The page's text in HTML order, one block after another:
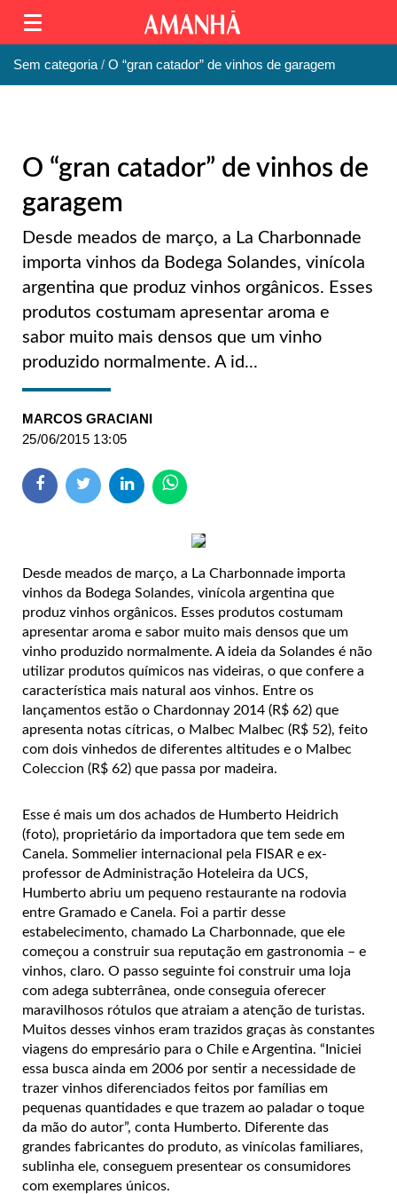
Sem categoria O “gran catador” de vinhos de garagem
O “gran catador” de vinhos de
garagem
Desde meados de março, a La Charbonnade
importa vinhos da Bodega Solandes, vinícola
argentina que produz vinhos orgânicos. Esses
produtos costumam apresentar aroma e
sabor muito mais densos que um vinho
produzido normalmente. A id...
MARCOS GRACIANI
25/06/2015 13:05
Desde meados de março, a La Charbonnade importa
vinhos da Bodega Solandes, vinícola argentina que
produz vinhos orgânicos. Esses produtos costumam
apresentar aroma e sabor muito mais densos que um
vinho produzido normalmente. A ideia da Solandes é não
utilizar produtos químicos nas videiras, o que confere a
característica mais natural aos vinhos. Entre os
lançamentos estão o Chardonnay 2014 (R$ 62) que
apresenta notas cítricas, o Malbec Malbec (R$ 52), feito
com dois vinhedos de diferentes altitudes e o Malbec
Coleccion (R$ 62) que passa por madeira.
Esse é mais um dos achados de Humberto Heidrich
(foto), proprietário da importadora que tem sede em
Canela. Sommelier internacional pela FISAR e ex-
professor de Administração Hoteleira da UCS,
Humberto abriu um pequeno restaurante na rodovia
entre Gramado e Canela. Foi a partir desse
estabelecimento, chamado La Charbonnade, que ele
começou a construir sua reputação em gastronomia – e
vinhos, claro. O passo seguinte foi construir uma loja
com adega subterrânea, onde conseguia oferecer
maravilhosos rótulos que atraiam a atenção de turistas.
Muitos desses vinhos eram trazidos graças às constantes
viagens do empresário para o Chile e Argentina. “Iniciei
essa busca ainda em 2006 por sentir a necessidade de
trazer vinhos diferenciados feitos por famílias em
pequenas quantidades e que trazem ao paladar o toque
da mão do autor”, conta Humberto. Diferente das
grandes fabricantes do produto, as vinícolas familiares,
sublinha ele, conseguem presentear os consumidores
com exemplares únicos.